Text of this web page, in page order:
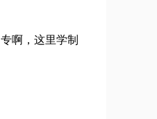
啊，这里学制